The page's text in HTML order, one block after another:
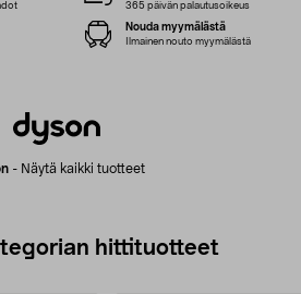
- Näytä kaikki tuotteet
365 päivän palautusoikeus
Nouda myymälästä
Ilmainen nouto myymälästä
hittituotteet